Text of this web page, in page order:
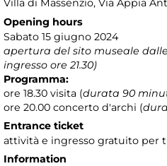
Villa di Massenzio, Via Appia
Opening hours
Sabato 15 giugno 2024
apertura del sito museale
ingresso ore 21.30)
Programma:
ore 18.30 visita (durata 90
ore 20.00 concerto d'archi (
Entrance ticket
attività e ingresso gratuito per
Information